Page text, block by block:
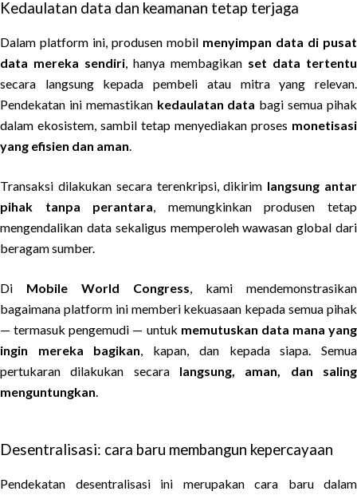
Kedaulatan data dan keamanan tetap terjaga
Dalam platform ini, produsen mobil menyimpan data di pusat
data mereka sendiri, hanya membagikan set data tertentu
secara langsung kepada pembeli atau mitra yang relevan.
Pendekatan ini memastikan kedaulatan data bagi semua pihak
dalam ekosistem, sambil tetap menyediakan proses monetisasi
yang efisien dan aman.
Transaksi dilakukan secara terenkripsi, dikirim langsung antar
pihak tanpa perantara, memungkinkan produsen tetap
mengendalikan data sekaligus memperoleh wawasan global dari
beragam sumber.
Di Mobile World Congress, kami mendemonstrasikan
bagaimana platform ini memberi kekuasaan kepada semua pihak
— termasuk pengemudi — untuk memutuskan data mana yang
ingin mereka bagikan, kapan, dan kepada siapa. Semua
pertukaran dilakukan secara langsung, aman, dan saling
menguntungkan.
Desentralisasi: cara baru membangun kepercayaan
Pendekatan desentralisasi ini merupakan cara baru dalam